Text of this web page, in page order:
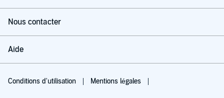
Nous contacter
Aide
Conditions d'utilisation Mentions légales